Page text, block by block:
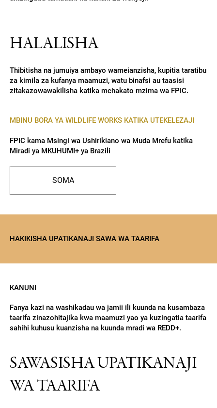
HALALISHA
Thibitisha na jumuiya ambayo wameianzisha, kupitia taratibu
za kimila za kufanya maamuzi, watu binafsi au taasisi
zitakazowawakilisha katika mchakato mzima wa FPIC.
MBINU BORA YA WILDLIFE WORKS KATIKA UTEKELEZAJI
FPIC kama Msingi wa Ushirikiano wa Muda Mrefu katika
Miradi ya MKUHUMI+ ya Brazili
SOMA
HAKIKISHA UPATIKANAJI SAWA WA TAARIFA
KANUNI
Fanya kazi na washikadau wa jamii ili kuunda na kusambaza
taarifa zinazohitajika kwa maamuzi yao ya kuzingatia taarifa
sahihi kuhusu kuanzisha na kuunda mradi wa REDD+.
SAWASISHA UPATIKANAJI
WA TAARIFA